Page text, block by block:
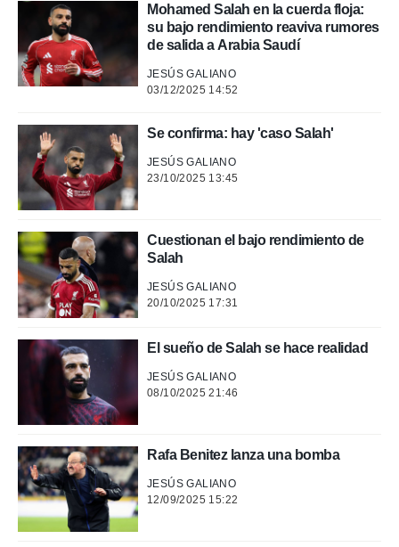
e
mediante
publicidad
publicidad
1199
Mohamed Salah en la cuerda floja:
su bajo rendimiento reaviva rumores
de salida a Arabia Saudí
JESÚS GALIANO
03/12/2025 14:52
Se confirma: hay 'caso Salah'
JESÚS GALIANO
23/10/2025 13:45
Cuestionan el bajo rendimiento de
Salah
JESÚS GALIANO
20/10/2025 17:31
El sueño de Salah se hace realidad
JESÚS GALIANO
08/10/2025 21:46
Rafa Benitez lanza una bomba
JESÚS GALIANO
12/09/2025 15:22